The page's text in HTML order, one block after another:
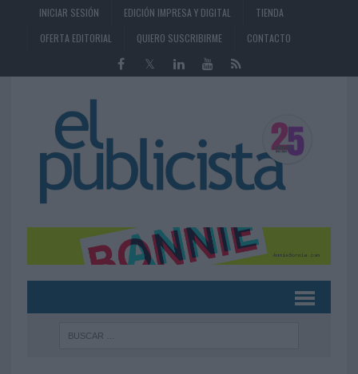
INICIAR SESIÓN EDICIÓN IMPRESA Y DIGITAL
TIENDA
OFERTA EDITORIAL
QUIERO SUSCRIBIRME CONTACTO